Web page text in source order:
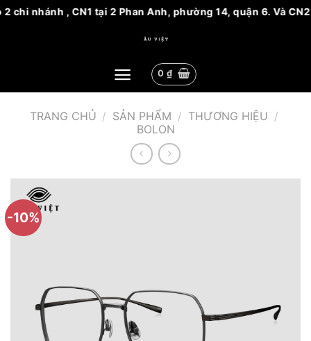
nhánh , CN1 tại 2 Phan Anh, phường 14, quận 6. Và CN2
0 ₫
TRANG CHỦ / SẢN PHẨM / THƯƠNG HIỆU /
BOLON
-10%